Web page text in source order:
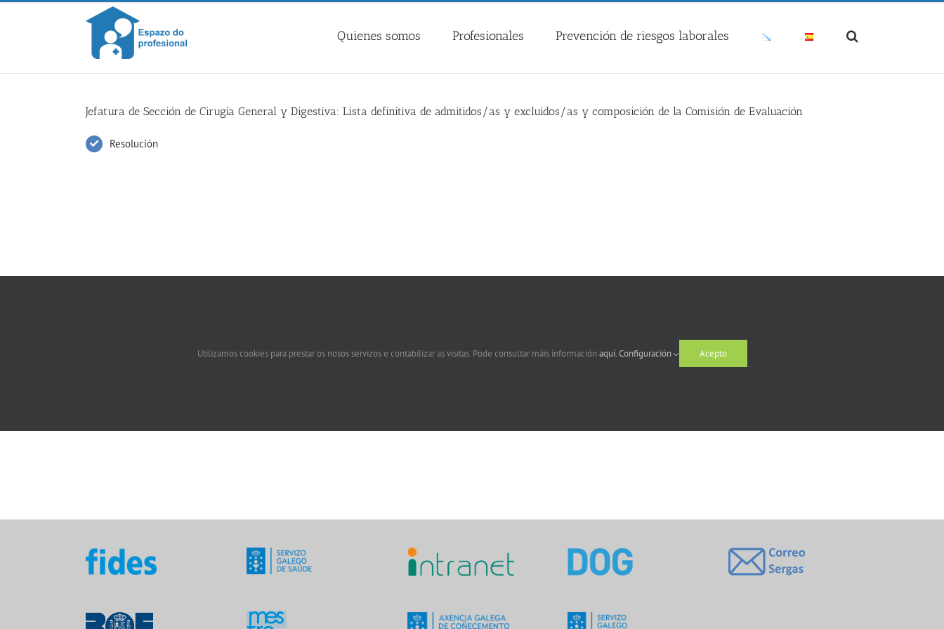
Skip
Quienes somos Profesionales Prevención de riesgos laborales
Jefatura de Sección de Cirugía General y Digestiva: Lista definitiva de admitidos/as y excluidos/as y composición de la Comisión de Evaluación
Resolución
Utilizamos cookies para prestar os nosos servizos e contabilizar as visitas. Pode consultar máis información aquí.Configuración Acepto